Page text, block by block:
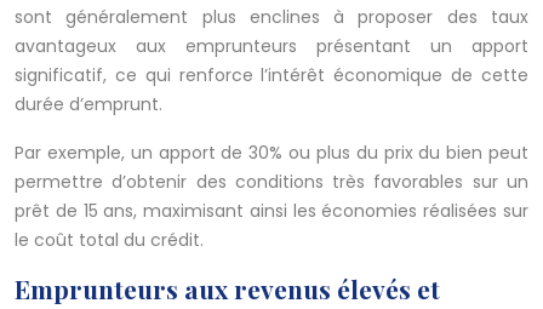
sont généralement plus enclines à proposer des taux
avantageux aux emprunteurs présentant un apport
significatif, ce qui renforce l’intérêt économique de cette
durée d’emprunt.
Par exemple, un apport de 30% ou plus du prix du bien peut
permettre d’obtenir des conditions très favorables sur un
prêt de 15 ans, maximisant ainsi les économies réalisées sur
le coût total du crédit.
Emprunteurs aux revenus élevés et